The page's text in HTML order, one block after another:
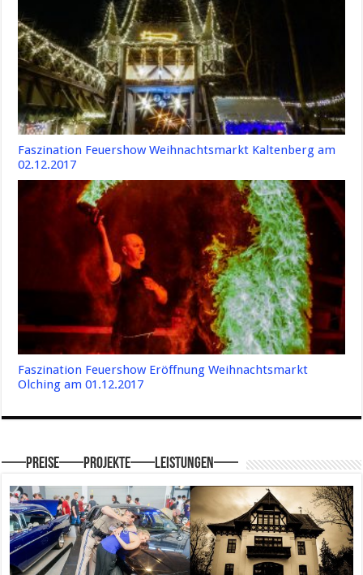
Faszination Feuershow Weihnachtsmarkt Kaltenberg am
02.12.2017
Faszination Feuershow Eröffnung Weihnachtsmarkt
Olching am 01.12.2017
—–Preise—–Projekte—–Leistungen—–